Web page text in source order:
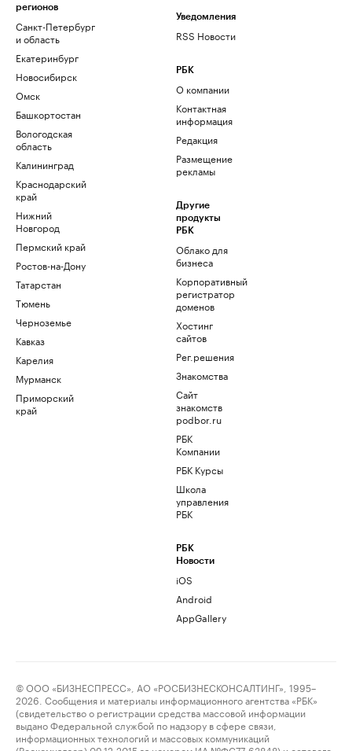
регионов
Санкт-Петербург
и область
Екатеринбург
Новосибирск
Омск
Башкортостан
Вологодская
область
Калининград
Краснодарский
край
Нижний
Новгород
Пермский край
Ростов-на-Дону
Татарстан
Тюмень
Черноземье
Кавказ
Карелия
Мурманск
Приморский
край
Уведомления
RSS Новости
РБК
О компании
Контактная
информация
Редакция
Размещение
рекламы
Другие
продукты
РБК
Облако для
бизнеса
Корпоративный
регистратор
доменов
Хостинг
сайтов
Рег.решения
Знакомства
Сайт
знакомств
podbor.ru
РБК
Компании
РБК Курсы
Школа
управления
РБК
РБК
Новости
iOS
Android
AppGallery
© ООО «БИЗНЕСПРЕСС», АО «РОСБИЗНЕСКОНСАЛТИНГ», 1995–
2026. Сообщения и материалы информационного агентства «РБК»
(свидетельство о регистрации средства массовой информации
выдано Федеральной службой по надзору в сфере связи,
информационных технологий и массовых коммуникаций